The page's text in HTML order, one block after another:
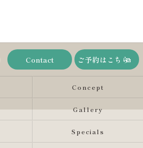
Contact ご予約はこちら
Concept
Gallery
Specials